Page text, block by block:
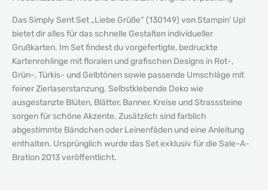
Das Simply Sent Set „Liebe Grüße“ (130149) von Stampin’ Up!
bietet dir alles für das schnelle Gestalten individueller
Grußkarten. Im Set findest du vorgefertigte, bedruckte
Kartenrohlinge mit floralen und grafischen Designs in Rot-,
Grün-, Türkis- und Gelbtönen sowie passende Umschläge mit
feiner Zierlaserstanzung. Selbstklebende Deko wie
ausgestanzte Blüten, Blätter, Banner, Kreise und Strasssteine
sorgen für schöne Akzente. Zusätzlich sind farblich
abgestimmte Bändchen oder Leinenfäden und eine Anleitung
enthalten. Ursprünglich wurde das Set exklusiv für die Sale-A-
Bration 2013 veröffentlicht.